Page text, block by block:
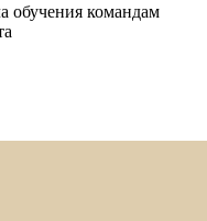
обучения командам